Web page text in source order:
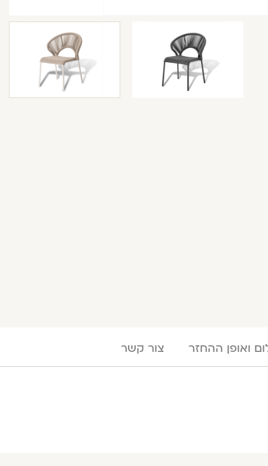
ואופן ההחזר צור קשר